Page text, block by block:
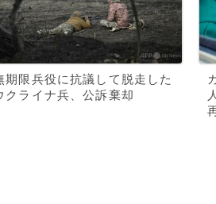
期限兵役に抗議して脱走した
クライナ兵、公訴棄却